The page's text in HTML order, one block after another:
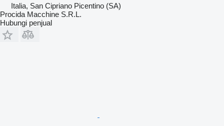
Italia, San Cipriano Picentino (SA)
Procida Macchine S.R.L.
Hubungi penjual